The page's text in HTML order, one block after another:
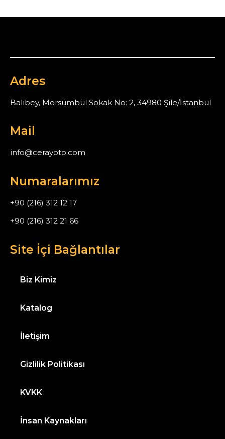
Adres
Balibey, Morsümbül Sokak No: 2, 34980 Şile/İstanbul
Mail
info@cerayoto.com
Numaralarımız
+90 (216) 312 12 17
+90 (216) 312 21 66
Site İçi Bağlantılar
Biz Kimiz
Katalog
İletişim
Gizlilik Politikası
KVKK
İnsan Kaynakları